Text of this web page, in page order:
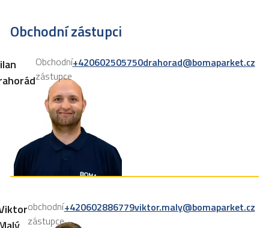
Obchodní zástupci
Obchodní
zástupce
+420602505750drahorad@bomaparket.cz
obchodní
zástupce
+420602886779viktor.maly@bomaparket.cz